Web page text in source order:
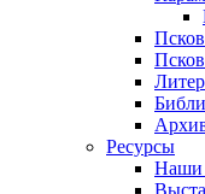
Ресурсы
Наши